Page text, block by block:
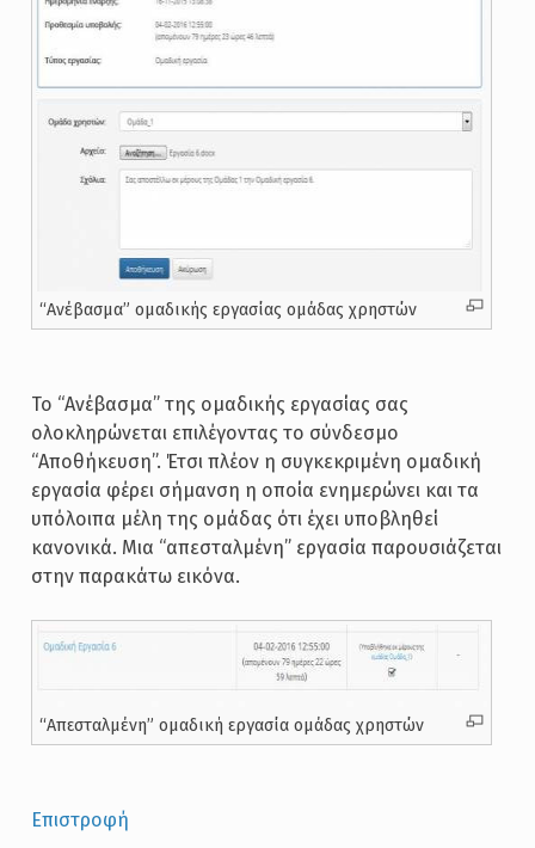
“Ανέβασμα” ομαδικής εργασίας ομάδας χρηστών
Το “Ανέβασμα” της ομαδικής εργασίας σας
ολοκληρώνεται επιλέγοντας το σύνδεσμο
“Αποθήκευση”. Έτσι πλέον η συγκεκριμένη ομαδική
εργασία φέρει σήμανση η οποία ενημερώνει και τα
υπόλοιπα μέλη της ομάδας ότι έχει υποβληθεί
κανονικά. Μια “απεσταλμένη” εργασία παρουσιάζεται
στην παρακάτω εικόνα.
“Απεσταλμένη” ομαδική εργασία ομάδας χρηστών
Επιστροφή